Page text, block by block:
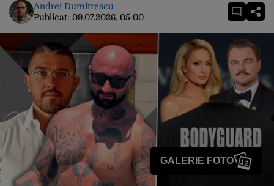
Andrei Dumitrescu
Publicat: 09.07.2026, 05:00
GALERIE FOTO 12